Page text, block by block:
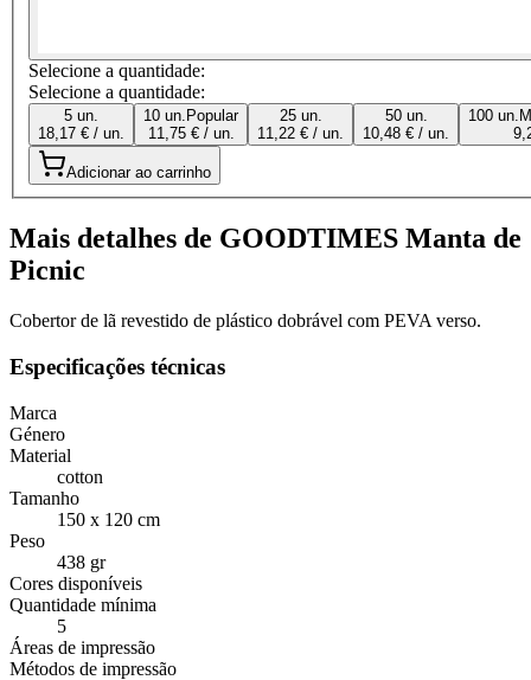
Selecione a quantidade:
Selecione a quantidade:
5 un.
18,17 € / un.
10 un. Popular
11,75 € / un.
25 un.
11,22 € / un.
50 un.
10,48 € / un.
100 un.
Adicionar ao carrinho
Mais detalhes de GOODTIMES Manta de
Picnic
Cobertor de lã revestido de plástico dobrável com PEVA verso.
Especificações técnicas
Marca
Género
Material
cotton
Tamanho
150 x 120 cm
Peso
438 gr
Cores disponíveis
Quantidade mínima
5
Áreas de impressão
Métodos de impressão